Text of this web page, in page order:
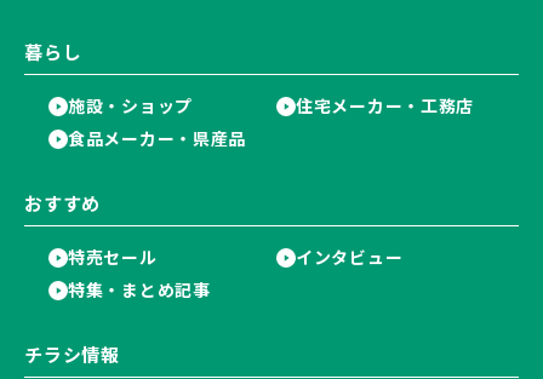
暮らし
施設・ショップ
住宅メーカー・工務店
食品メーカー・県産品
おすすめ
特売セール
インタビュー
特集・まとめ記事
チラシ情報